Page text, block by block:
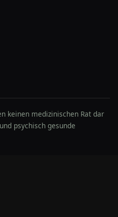
keinen medizinischen Rat dar
psychisch gesunde